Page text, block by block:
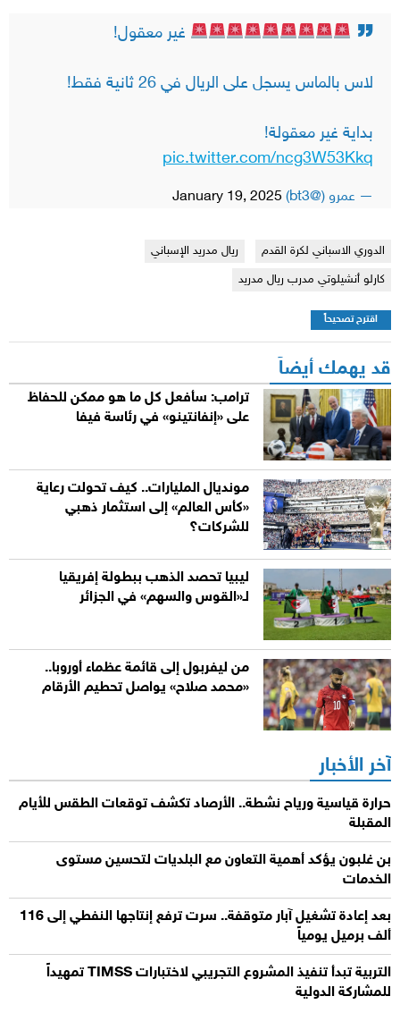
غير معقول!
لاس بالماس يسجل على الريال في 26 ثانية فقط!
بداية غير معقولة!
pic.twitter.com/ncg3W53Kkq
— عمرو (@bt3) January 19, 2025
الدوري الاسباني لكرة القدم
ريال مدريد الإسباني
كارلو أنشيلوتي مدرب ريال مدريد
اقترح تصحيحاً
قد يهمك أيضاً
ترامب: سأفعل كل ما هو ممكن للحفاظ
على «إنفانتينو» في رئاسة فيفا
مونديال المليارات.. كيف تحولت رعاية
«كأس العالم» إلى استثمار ذهبي
للشركات؟
ليبيا تحصد الذهب ببطولة إفريقيا
لـ«القوس والسهم» في الجزائر
من ليفربول إلى قائمة عظماء أوروبا..
«محمد صلاح» يواصل تحطيم الأرقام
آخر الأخبار
حرارة قياسية ورياح نشطة.. الأرصاد تكشف توقعات الطقس للأيام
المقبلة
بن غلبون يؤكد أهمية التعاون مع البلديات لتحسين مستوى
الخدمات
بعد إعادة تشغيل آبار متوقفة.. سرت ترفع إنتاجها النفطي إلى 116
ألف برميل يومياً
التربية تبدأ تنفيذ المشروع التجريبي لاختبارات TIMSS تمهيداً
للمشاركة الدولية